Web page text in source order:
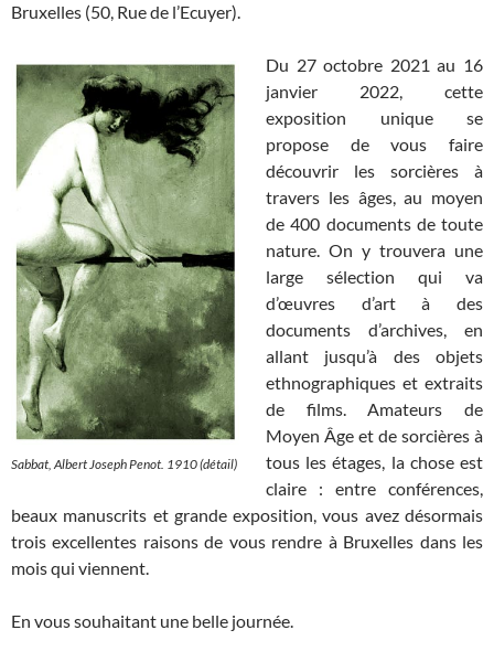
Bruxelles (50, Rue de l’Ecuyer).
Sabbat, Albert Joseph Penot. 1910 (détail)
Du 27 octobre 2021 au 16
janvier 2022, cette
exposition unique se
propose de vous faire
découvrir les sorcières à
travers les âges, au moyen
de 400 documents de toute
nature. On y trouvera une
large sélection qui va
d’œuvres d’art à des
documents d’archives, en
allant jusqu’à des objets
ethnographiques et extraits
de films. Amateurs de
Moyen Âge et de sorcières à
tous les étages, la chose est
claire : entre conférences,
beaux manuscrits et grande exposition, vous avez désormais
trois excellentes raisons de vous rendre à Bruxelles dans les
mois qui viennent.
En vous souhaitant une belle journée.